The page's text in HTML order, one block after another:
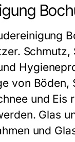
von Böden,
und
Glas
und